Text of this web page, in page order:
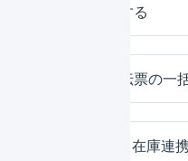
類を選択して購入する
付与する（受注伝票の一
の両形態で販売し、在庫連